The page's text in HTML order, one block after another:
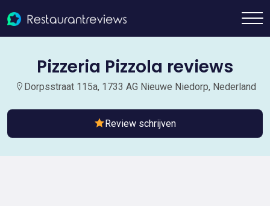
Pizzeria Pizzola reviews
Dorpsstraat 115a, 1733 AG Nieuwe Niedorp, Nederland
Review schrijven